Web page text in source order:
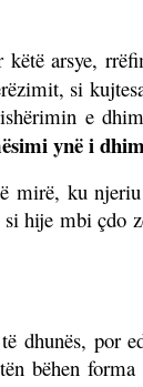
këtë arsye,
si
e
ynë i
mirë, ku
hije mbi çdo
dhunës, por
bëhen